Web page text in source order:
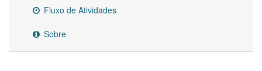
Fluxo de Atividades
Sobre